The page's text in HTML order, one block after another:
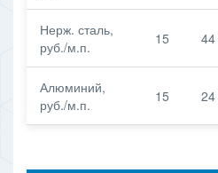
Нерж. сталь,
руб./м.п.
15 44
Алюминий,
руб./м.п.
15 24